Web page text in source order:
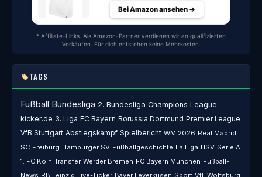
Bei Amazon ansehen →
* Affiliate-Links. Als Amazon-Partner verdienen wir an qualifizierten
Verkäufen. Für dich entstehen keine Mehrkosten.
TAGS
Fußball Bundesliga 2. Bundesliga Champions League
kicker.de 3. Liga FC Bayern Borussia Dortmund Premier League
VfB Stuttgart Abstiegskampf Spielbericht WM 2026 Real Madrid
SC Freiburg Hamburger SV Fußballgeschichte La Liga HSV Serie A
1. FC Köln Transfer Werder Bremen FC Bayern München Fußball-
News RB Leipzig Live-Ticker Bayer Leverkusen Sport VfL Wolfsburg